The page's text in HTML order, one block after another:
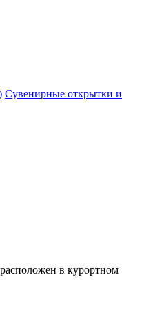
Сувенирные открытки и
в курортном